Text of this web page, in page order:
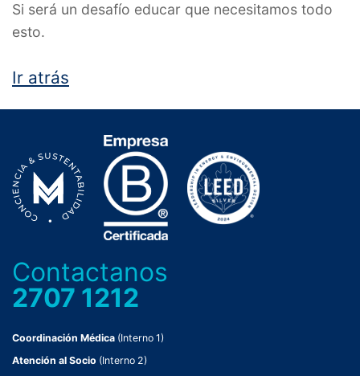
Si será un desafío educar que necesitamos todo
esto.
Ir atrás
Contactanos
2707 1212
Coordinación Médica (Interno 1)
Atención al Socio (Interno 2)